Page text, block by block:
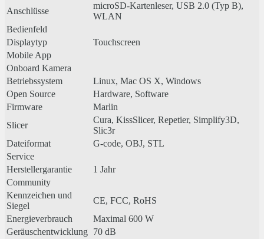
Anschlüsse
microSD-Kartenleser, USB 2.0 (Typ B),
WLAN
Bedienfeld
Displaytyp
Touchscreen
Mobile App
Onboard Kamera
Betriebssystem
Linux, Mac OS X, Windows
Open Source
Hardware, Software
Firmware
Marlin
Slicer
Cura, KissSlicer, Repetier, Simplify3D,
Slic3r
Dateiformat
G-code, OBJ, STL
Service
Herstellergarantie
1 Jahr
Community
Kennzeichen und
Siegel
CE, FCC, RoHS
Energieverbrauch
Maximal 600 W
Geräuschentwicklung 70 dB